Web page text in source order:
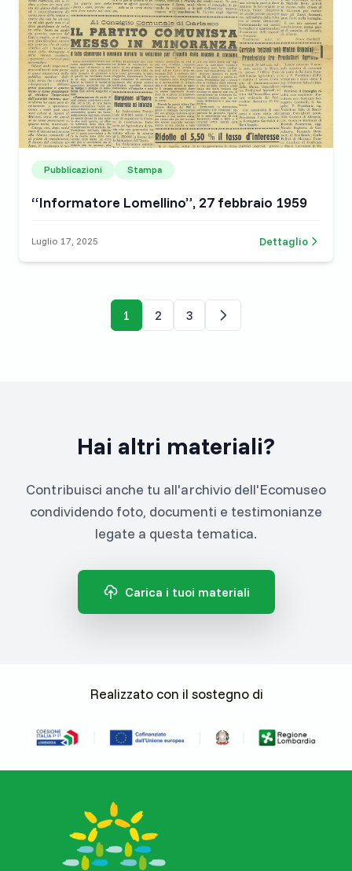
Pubblicazioni Stampa
“Informatore Lomellino”, 27 febbraio 1959
Luglio 17, 2025 Dettaglio
Paginazione
degli
1 2 3
Hai altri materiali?
Contribuisci anche tu all'archivio dell'Ecomuseo
condividendo foto, documenti e testimonianze
legate a questa tematica.
Carica i tuoi materiali
Realizzato con il sostegno di